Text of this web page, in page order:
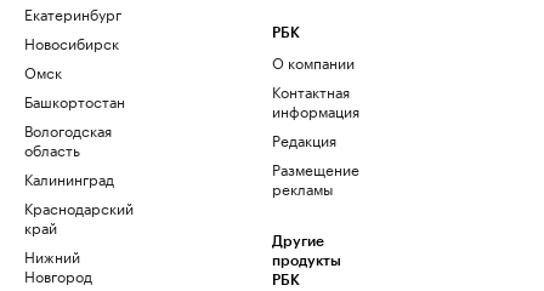
Екатеринбург
Новосибирск
Омск
Башкортостан
Вологодская
область
Калининград
Краснодарский
край
Нижний
Новгород
РБК
О компании
Контактная
информация
Редакция
Размещение
рекламы
Другие
продукты
РБК